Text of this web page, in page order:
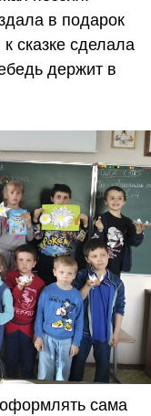
в подарок
сказке сделала
держит в
сама